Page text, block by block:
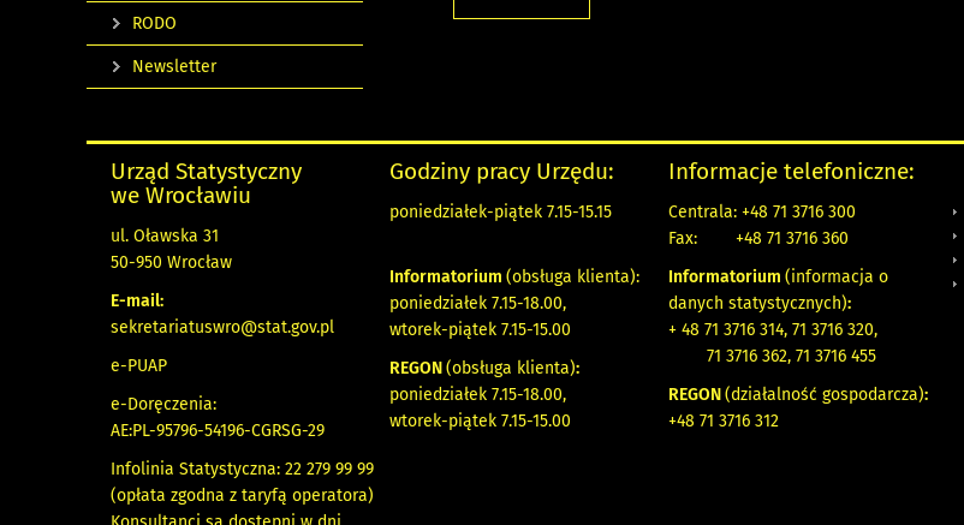
RODO
Newsletter
Urząd Statystyczny
we Wrocławiu
ul. Oławska 31
50-950 Wrocław
E-mail:
sekretariatuswro@stat.gov.pl
e-PUAP
e-Doręczenia:
AE:PL-95796-54196-CGRSG-29
Infolinia Statystyczna: 22 279 99 99
(opłata zgodna z taryfą operatora)
Godziny pracy Urzędu:
poniedziałek-piątek 7.15-15.15
Informatorium (obsługa klienta):
poniedziałek 7.15-18.00,
wtorek-piątek 7.15-15.00
REGON(obsługa klienta):
poniedziałek 7.15-18.00,
wtorek-piątek 7.15-15.00
Informacje telefoniczne:
Centrala: +48 71 3716 300
Fax:
+48 71 3716 360
Informatorium (informacja o
danych statystycznych):
+ 48 71 3716 314, 71 3716 320,
71 3716 362, 71 3716 455
REGON(działalność gospodarcza):
+48 71 3716 312